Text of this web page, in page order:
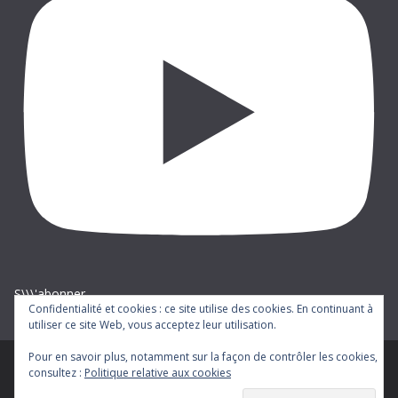
S\\\'abonner
. Tous droits réservés.
Confidentialité et cookies : ce site utilise des cookies. En continuant à
utiliser ce site Web, vous acceptez leur utilisation.
Pour en savoir plus, notamment sur la façon de contrôler les cookies,
consultez : Politique relative aux cookies